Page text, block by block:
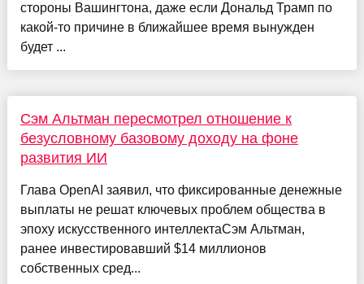
стороны Вашингтона, даже если Дональд Трамп по
какой-то причине в ближайшее время вынужден
будет ...
Сэм Альтман пересмотрел отношение к
безусловному базовому доходу на фоне
развития ИИ
Глава OpenAI заявил, что фиксированные денежные
выплаты не решат ключевых проблем общества в
эпоху искусственного интеллектаСэм Альтман,
ранее инвестировавший $14 миллионов
собственных сред...